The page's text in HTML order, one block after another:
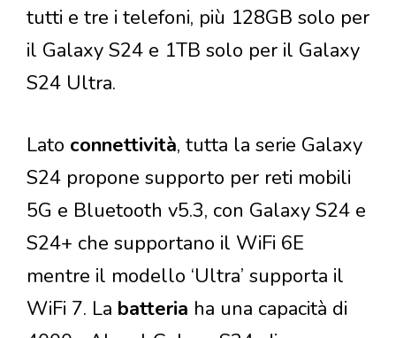
tutti e tre i telefoni, più 128GB solo per
il Galaxy S24 e 1TB solo per il Galaxy
S24 Ultra.
Lato connettività, tutta la serie Galaxy
S24 propone supporto per reti mobili
5G e Bluetooth v5.3, con Galaxy S24 e
S24+ che supportano il WiFi 6E
mentre il modello ‘Ultra’ supporta il
WiFi 7. La batteria ha una capacità di